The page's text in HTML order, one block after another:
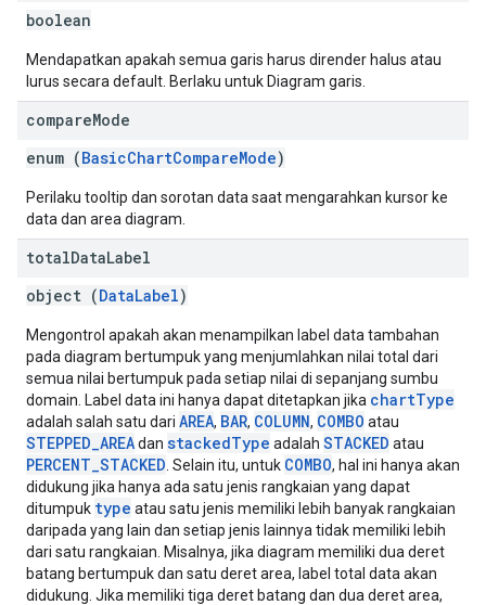
boolean
Mendapatkan apakah semua garis harus dirender halus atau
lurus secara default. Berlaku untuk Diagram garis.
compareMode
enum (BasicChartCompareMode)
Perilaku tooltip dan sorotan data saat mengarahkan kursor ke
data dan area diagram.
totalDataLabel
object (DataLabel)
Mengontrol apakah akan menampilkan label data tambahan
pada diagram bertumpuk yang menjumlahkan nilai total dari
semua nilai bertumpuk pada setiap nilai di sepanjang sumbu
domain. Label data ini hanya dapat ditetapkan jika chartType
adalah salah satu dari AREA, BAR, COLUMN, COMBO atau
STEPPED_AREAdan stackedType adalah STACKED atau
PERCENT_STACKED . Selain itu, untuk COMBO, hal ini hanya akan
didukung jika hanya ada satu jenis rangkaian yang dapat
ditumpuk type atau satu jenis memiliki lebih banyak rangkaian
daripada yang lain dan setiap jenis lainnya tidak memiliki lebih
dari satu rangkaian. Misalnya, jika diagram memiliki dua deret
batang bertumpuk dan satu deret area, label total data akan
didukung. Jika memiliki tiga deret batang dan dua deret area,